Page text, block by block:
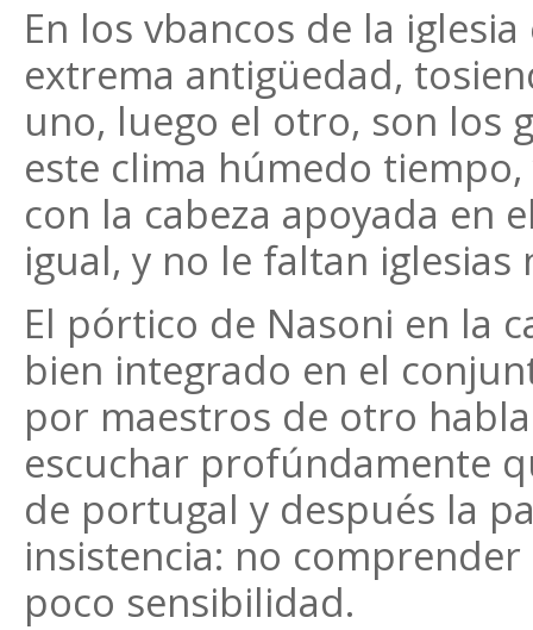
En los vbancos de la
extrema antigüedad,
uno, luego el otro, son los
este clima húmedo
con la cabeza apoyada en
igual, y no le faltan
El pórtico de Nasoni en la
bien integrado en el
por maestros de otro
escuchar profúndamente
de portugal y después la
insistencia: no
poco sensibilidad.